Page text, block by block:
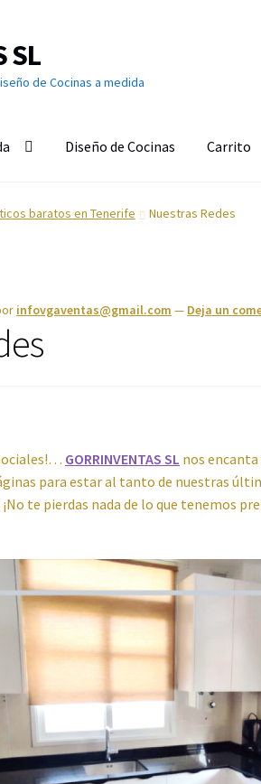
SL
de Cocinas a medida
Diseño de Cocinas Carrito
Aire acondicionado Aviso LegalAyuda en
cabello Cuidado personal Finalizar
baratos en Tenerife Nuestras Redes
infovgaventas@gmail.com — Deja un
GORRINVENTAS SL nos
para estar al tanto de nuestras
te pierdas nada de lo que tenemos